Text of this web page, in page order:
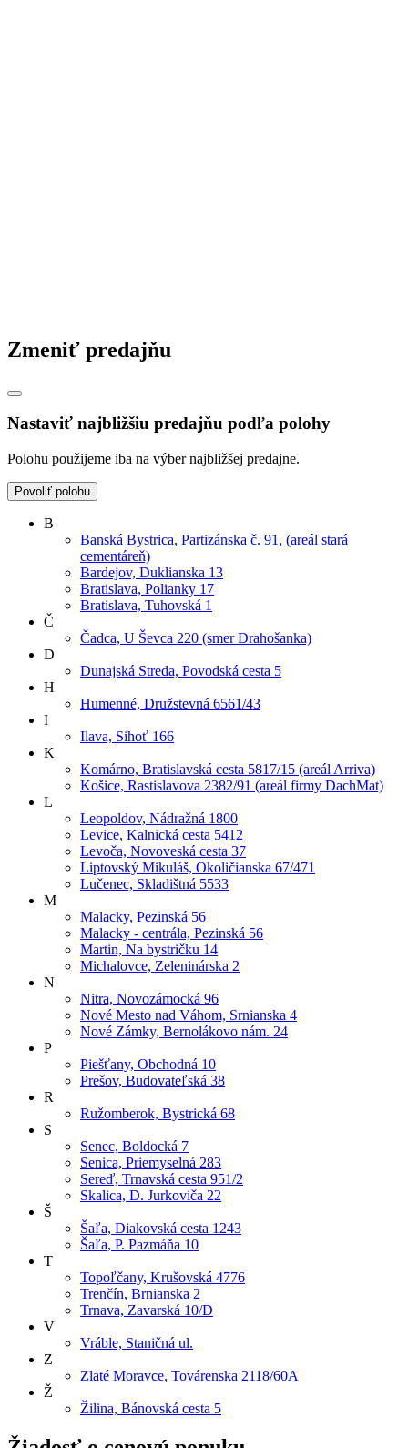
Zmeniť predajňu
Nastaviť najbližšiu predajňu podľa polohy
Polohu použijeme iba na výber najbližšej predajne.
Povoliť polohu
B
Banská Bystrica, Partizánska č. 91, (areál stará
cementáreň)
Bardejov, Duklianska 13
Bratislava, Polianky 17
Bratislava, Tuhovská 1
Č
Čadca, U Ševca 220 (smer Drahošanka)
D
Dunajská Streda, Povodská cesta 5
H
Humenné, Družstevná 6561/43
I
Ilava, Sihoť 166
K
Komárno, Bratislavská cesta 5817/15 (areál Arriva)
Košice, Rastislavova 2382/91 (areál firmy DachMat)
L
Leopoldov, Nádražná 1800
Levice, Kalnická cesta 5412
Levoča, Novoveská cesta 37
Liptovský Mikuláš, Okoličianska 67/471
Lučenec, Skladištná 5533
M
Malacky, Pezinská 56
Malacky - centrála, Pezinská 56
Martin, Na bystričku 14
Michalovce, Zeleninárska 2
N
Nitra, Novozámocká 96
Nové Mesto nad Váhom, Srnianska 4
Nové Zámky, Bernolákovo nám. 24
P
Piešťany, Obchodná 10
Prešov, Budovateľská 38
R
Ružomberok, Bystrická 68
S
Senec, Boldocká 7
Senica, Priemyselná 283
Sereď, Trnavská cesta 951/2
Skalica, D. Jurkoviča 22
Š
Šaľa, Diakovská cesta 1243
Šaľa, P. Pazmáňa 10
T
Topoľčany, Krušovská 4776
Trenčín, Brnianska 2
Trnava, Zavarská 10/D
V
Vráble, Staničná ul.
Z
Zlaté Moravce, Továrenska 2118/60A
Ž
Žilina, Bánovská cesta 5